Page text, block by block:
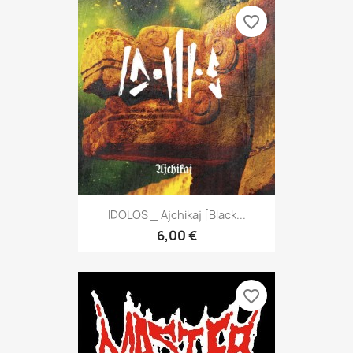
IDOLOS _ Ajchikaj [Black...
6,00 €
favorite_border
favorite_border